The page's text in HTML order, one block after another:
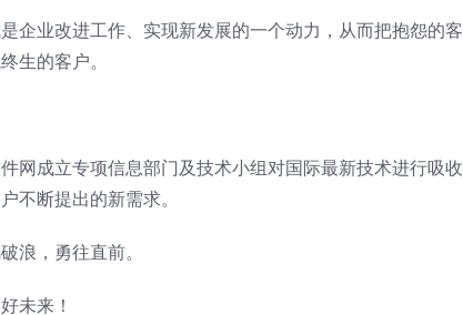
企业改进工作、实现新发展的一个动力，从而把抱怨的客
生的客户。
网成立专项信息部门及技术小组对国际最新技术进行吸收
不断提出的新需求。
浪，勇往直前。
未来！